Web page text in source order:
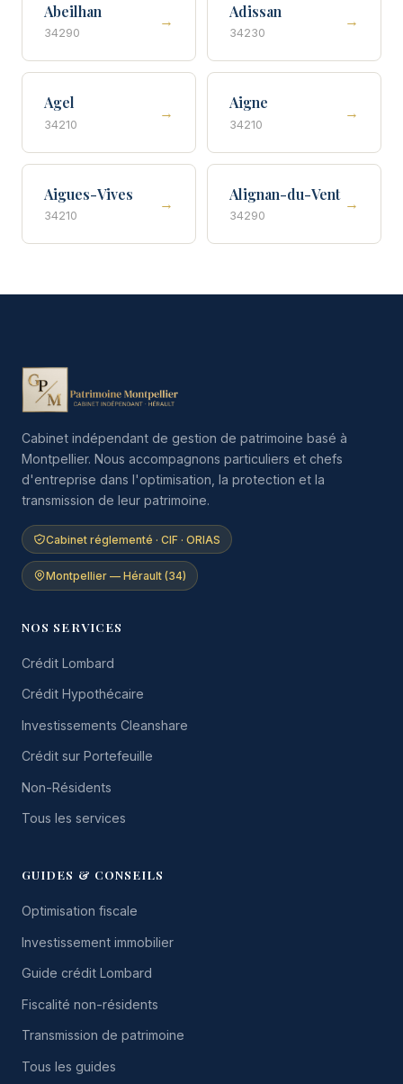
Abeilhan
34290
→
Adissan
34230
→
Agel
34210
→
Aigne
34210
→
Aigues-Vives
34210
→
Alignan-du-Vent
34290
→
Cabinet indépendant de gestion de patrimoine basé à
Montpellier. Nous accompagnons particuliers et chefs
d'entreprise dans l'optimisation, la protection et la
transmission de leur patrimoine.
Cabinet réglementé · CIF · ORIAS
Montpellier — Hérault (34)
NOS SERVICES
Crédit Lombard
Crédit Hypothécaire
Investissements Cleanshare
Crédit sur Portefeuille
Non-Résidents
Tous les services
GUIDES & CONSEILS
Optimisation fiscale
Investissement immobilier
Guide crédit Lombard
Fiscalité non-résidents
Transmission de patrimoine
Tous les guides